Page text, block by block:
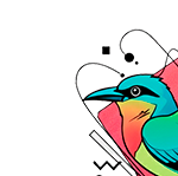
contenido